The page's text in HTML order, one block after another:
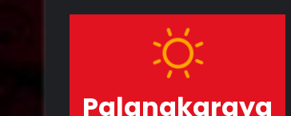
Palangkaraya